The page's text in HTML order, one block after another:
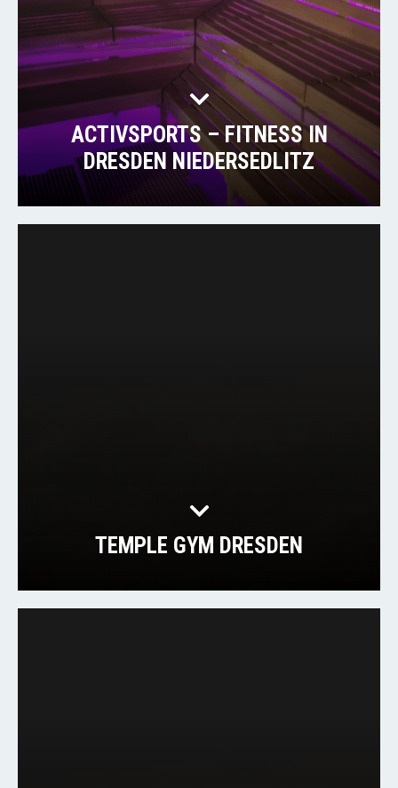
ACTIVSPORTS – FITNESS IN
DRESDEN NIEDERSEDLITZ
TEMPLE GYM DRESDEN